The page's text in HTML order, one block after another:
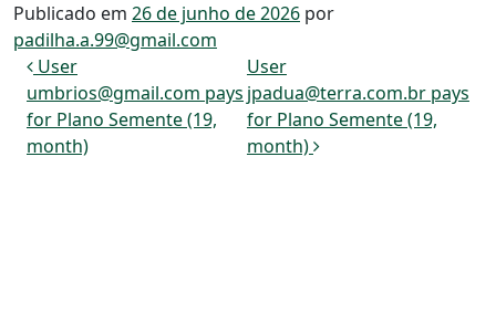
Publicado em 26 de junho de 2026 por
padilha.a.99@gmail.com
Navegação de post
User
umbrios@gmail.com pays
for Plano Semente (19,
month)
User
jpadua@terra.com.br pays
for Plano Semente (19,
month)